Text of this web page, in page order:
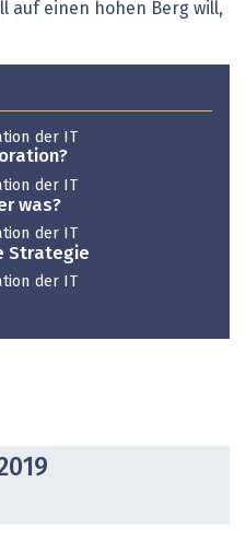
auf einen hohen Berg will,
der IT
der IT
was?
der IT
Strategie
der IT